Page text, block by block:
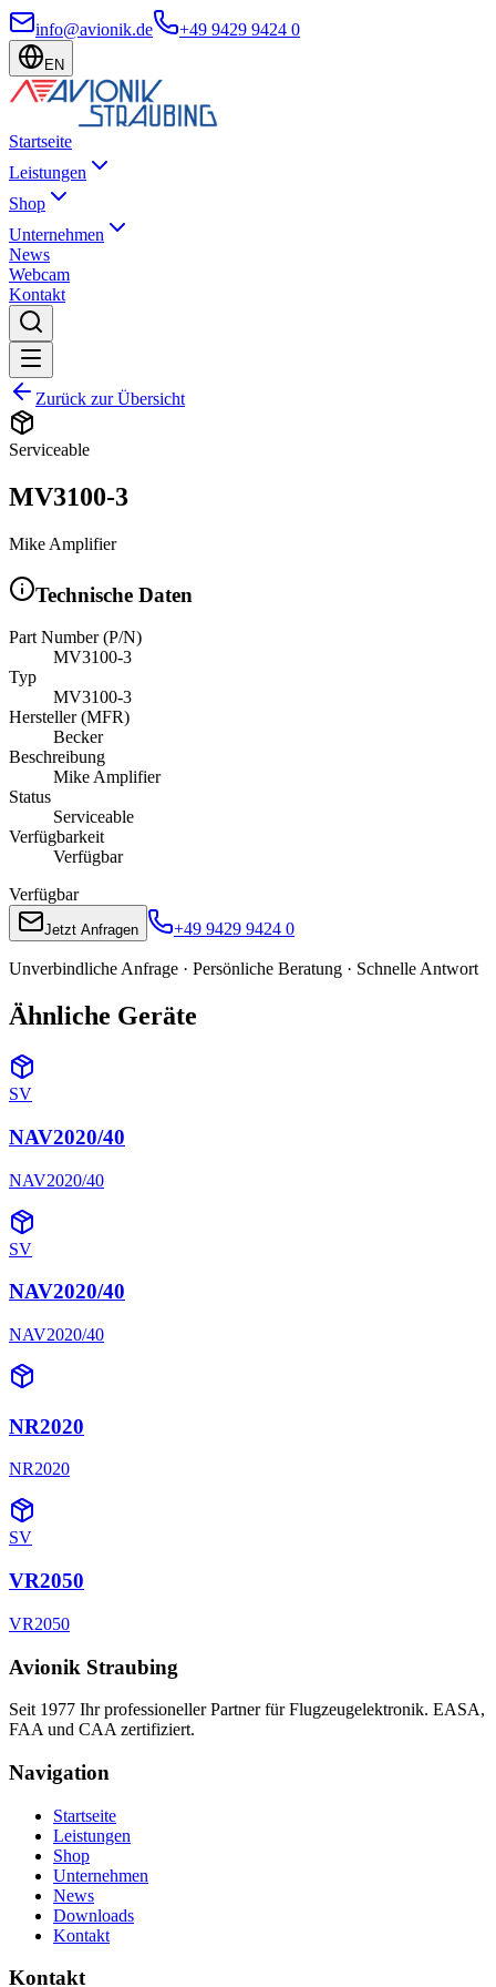
info@avionik.de +49 9429 9424 0
EN
Startseite
Leistungen
Shop
Unternehmen
News
Webcam
Kontakt
Zurück zur Übersicht
Serviceable
MV3100-3
Mike Amplifier
Technische Daten
Part Number (P/N)
MV3100-3
Typ
MV3100-3
Hersteller (MFR)
Becker
Beschreibung
Mike Amplifier
Status
Serviceable
Verfügbarkeit
Verfügbar
Verfügbar
Jetzt Anfragen +49 9429 9424 0
Unverbindliche Anfrage · Persönliche Beratung · Schnelle Antwort
Ähnliche Geräte
SV
NAV2020/40
NAV2020/40
SV
NAV2020/40
NAV2020/40
NR2020
NR2020
SV
VR2050
VR2050
Avionik Straubing
Seit 1977 Ihr professioneller Partner für Flugzeugelektronik. EASA,
FAA und CAA zertifiziert.
Navigation
Startseite
Leistungen
Shop
Unternehmen
News
Downloads
Kontakt
Kontakt